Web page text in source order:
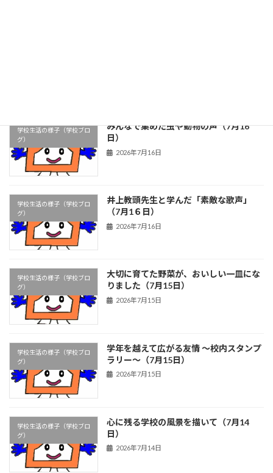
学校生活の様子（学校ブロ
グ）
みんなで集めた虫や動物の声（7月16
日）
2026年7月16日
学校生活の様子（学校ブロ
グ）
井上教頭先生と学んだ「素敵な歌声」
（7月1６日）
2026年7月16日
学校生活の様子（学校ブロ
グ）
大切に育てた野菜が、おいしい一皿にな
りました（7月15日）
2026年7月15日
学校生活の様子（学校ブロ
グ）
学年を越えて広がる友情 ～校内スタンプ
ラリー～（7月15日）
2026年7月15日
学校生活の様子（学校ブロ
グ）
心に残る学校の風景を描いて（7月14
日）
2026年7月14日